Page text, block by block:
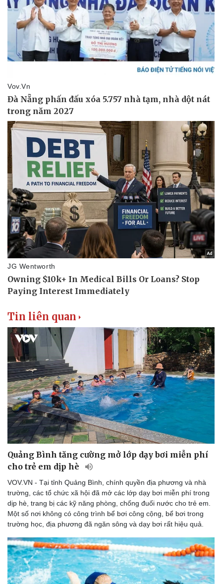
Tin liên quan
Quảng Bình tăng cường mở lớp dạy bơi miễn phí
cho trẻ em dịp hè
VOV.VN - Tại tỉnh Quảng Bình, chính quyền địa phương và nhà
trường, các tổ chức xã hội đã mở các lớp dạy bơi miễn phí trong
dịp hè, trang bị các kỹ năng phòng, chống đuối nước cho trẻ em.
Một số nơi không có công trình bể bơi công cộng, bể bơi trong
trường học, địa phương đã ngăn sông và dạy bơi rất hiệu quả.